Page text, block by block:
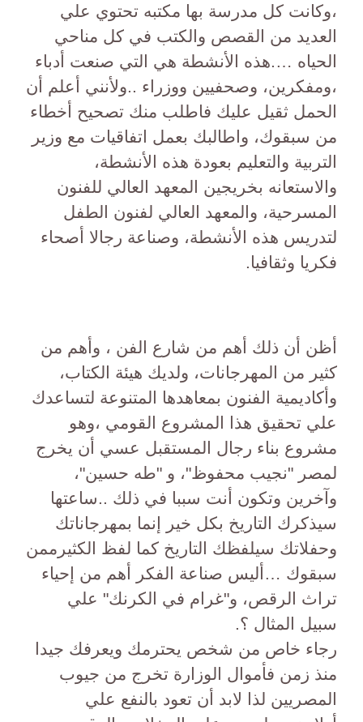
،وكانت كل مدرسة بها مكتبه تحتوي علي
العديد من القصص والكتب في كل مناحي
الحياه ….هذه الأنشطة هي التي صنعت أدباء
،ومفكرين، وصحفيين ووزراء ..ولأنني أعلم أن
الحمل ثقيل عليك فاطلب منك تصحيح أخطاء
من سبقوك، واطالبك بعمل اتفاقيات مع وزير
التربية والتعليم بعودة هذه الأنشطة،
والاستعانه بخريجين المعهد العالي للفنون
المسرحية، والمعهد العالي لفنون الطفل
لتدريس هذه الأنشطة، وصناعة رجالا أصحاء
فكريا وثقافيا.
أظن أن ذلك أهم من شارع الفن ، وأهم من
كثير من المهرجانات، ولديك هيئة الكتاب،
وأكاديمية الفنون بمعاهدها المتنوعة لتساعدك
علي تحقيق هذا المشروع القومي ،وهو
مشروع بناء رجال المستقبل عسي أن يخرج
لمصر "نجيب محفوظ"، و "طه حسين"،
وآخرين وتكون أنت سببا في ذلك ..ساعتها
سيذكرك التاريخ بكل خير إنما بمهرجاناتك
وحفلاتك سيلفظك التاريخ كما لفظ الكثيرممن
سبقوك …أليس صناعة الفكر أهم من إحياء
تراث الرقص، و"غرام في الكرنك" علي
سبيل المثال ؟.
رجاء خاص من شخص يحترمك ويعرفك جيدا
منذ زمن فأموال الوزارة تخرج من جيوب
المصريين لذا لابد أن تعود بالنفع علي